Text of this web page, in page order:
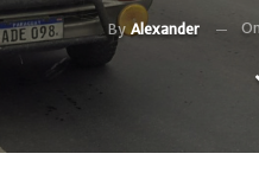
By Alexander On